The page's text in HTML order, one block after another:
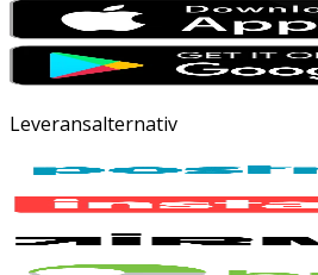
Leveransalternativ